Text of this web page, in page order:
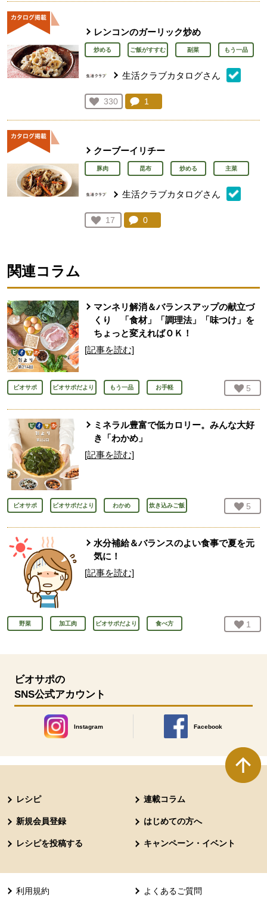
レンコンのガーリック炒め
炒める ご飯がすすむ 副菜 もう一品
生活クラブカタログさん
お気に入り登録：
330
人が登録
コメント：
1
クーブーイリチー
豚肉 昆布 炒める 主菜
生活クラブカタログさん
お気に入り登録：
17
人が登録
コメント：
0
関連コラム
マンネリ解消＆バランスアップの献立づ
くり 「食材」「調理法」「味つけ」を
ちょっと変えればＯＫ！
[記事を読む]
ビオサポ ビオサポだより もう一品 お手軽 お気
5
ミネラル豊富で低カロリー。みんな大好
き「わかめ」
[記事を読む]
ビオサポ ビオサポだより わかめ 炊き込みご飯 お気
5
水分補給＆バランスのよい食事で夏を元
気に！
[記事を読む]
野菜 加工肉 ビオサポだより 食べ方 お気
1
ビオサポの
SNS公式アカウント
Instagram
別のウィンドウで開きます。
Facebook
別のウィンドウで開きます
レシピ 連載コラム
新規会員登録 はじめての方へ
レシピを投稿する キャンペーン・イベント
利用規約 よくあるご質問